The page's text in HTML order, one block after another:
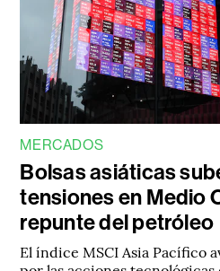
MERCADOS
Bolsas asiáticas
tensiones en Medio
repunte del petróleo
El índice MSCI Asia Pacífico